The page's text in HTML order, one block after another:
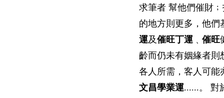
求筆者 幫他們催財
的地方則更多，他們
運及催旺丁運 ﹑ 催旺
齡而仍未有姻緣者則
各人所需，客人可能
文昌學業運......。 對